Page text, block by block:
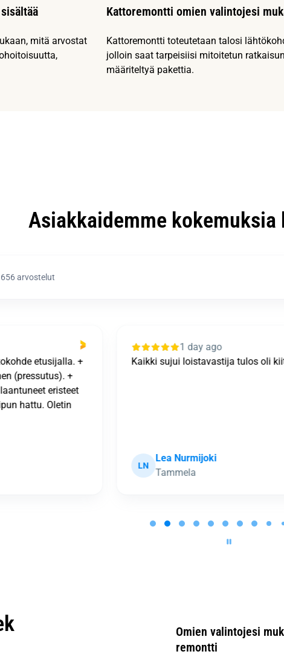
mitä arvostat
Kattoremontti omien valintojesi
Kattoremontti toteutetaan talosi
jolloin saat tarpeisiisi mitoitetun
määriteltyä pakettia.
Asiakkaidemme
arvostelut
etusijalla. +
(pressutus). +
eristeet
hattu. Oletin
1 day ago
Kaikki sujui loistavastija tulos oli
LN
Lea Nurmijoki
Tammela
Omien valintojesi
remontti